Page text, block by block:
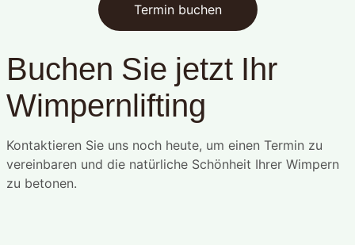
Termin buchen
Buchen Sie jetzt Ihr
Wimpernlifting
Kontaktieren Sie uns noch heute, um einen Termin zu
vereinbaren und die natürliche Schönheit Ihrer Wimpern
zu betonen.